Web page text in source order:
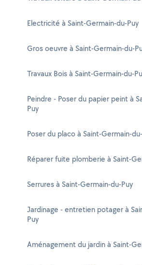
Electricité à Saint-Germain-du-Puy
Gros oeuvre à Saint-Germain-du-
Travaux Bois à Saint-Germain-du-
Peindre - Poser du papier peint à
Puy
Poser du placo à Saint-Germain-
Réparer fuite plomberie à Saint-
Serrures à Saint-Germain-du-Puy
Jardinage - entretien potager à
Puy
Aménagement du jardin à Saint-